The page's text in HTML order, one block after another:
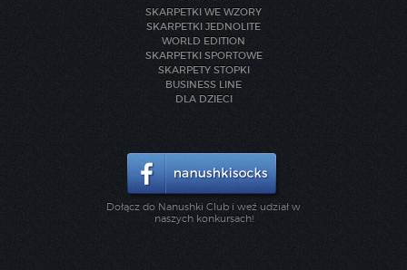
SKARPETKI WE WZORY
SKARPETKI JEDNOLITE
WORLD EDITION
SKARPETKI SPORTOWE
SKARPETY STOPKI
BUSINESS LINE
DLA DZIECI
Dołącz do Nanushki Club i weź udział w
naszych konkursach!